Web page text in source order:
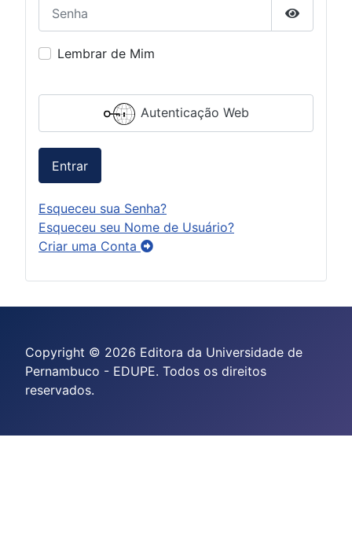
Mostrar
Lembrar de Mim
Autenticação Web
Entrar
Esqueceu sua Senha?
Esqueceu seu Nome de Usuário?
Criar uma Conta
Copyright © 2026 Editora da Universidade de
Pernambuco - EDUPE. Todos os direitos
reservados.